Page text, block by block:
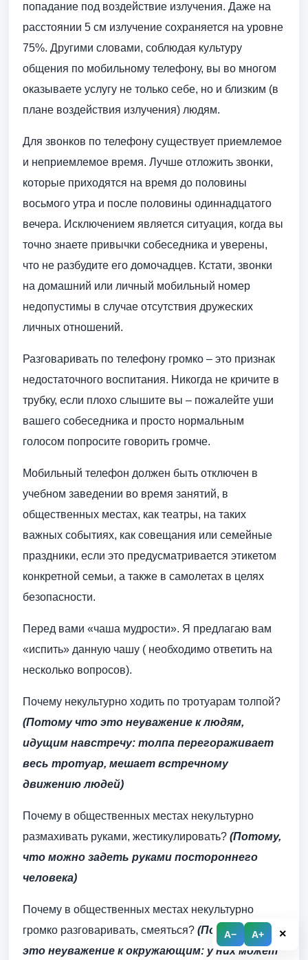
A− A+ ×
попадание под воздействие излучения. Даже на
расстоянии 5 см излучение сохраняется на уровне
75%. Другими словами, соблюдая культуру
общения по мобильному телефону, вы во многом
оказываете услугу не только себе, но и близким (в
плане воздействия излучения) людям.
Для звонков по телефону существует приемлемое
и неприемлемое время. Лучше отложить звонки,
которые приходятся на время до половины
восьмого утра и после половины одиннадцатого
вечера. Исключением является ситуация, когда вы
точно знаете привычки собеседника и уверены,
что не разбудите его домочадцев. Кстати, звонки
на домашний или личный мобильный номер
недопустимы в случае отсутствия дружеских
личных отношений.
Разговаривать по телефону громко – это признак
недостаточного воспитания. Никогда не кричите в
трубку, если плохо слышите вы – пожалейте уши
вашего собеседника и просто нормальным
голосом попросите говорить громче.
Мобильный телефон должен быть отключен в
учебном заведении во время занятий, в
общественных местах, как театры, на таких
важных событиях, как совещания или семейные
праздники, если это предусматривается этикетом
конкретной семьи, а также в самолетах в целях
безопасности.
Перед вами «чаша мудрости». Я предлагаю вам
«испить» данную чашу ( необходимо ответить на
несколько вопросов).
Почему некультурно ходить по тротуарам толпой?
(Потому что это неуважение к людям,
идущим навстречу: толпа перегораживает
весь тротуар, мешает встречному
движению людей)
Почему в общественных местах некультурно
размахивать руками, жестикулировать? (Потому,
что можно задеть руками постороннего
человека)
Почему в общественных местах некультурно
громко разговаривать, смеяться? (Потому что
это неуважение к окружающим: у них может